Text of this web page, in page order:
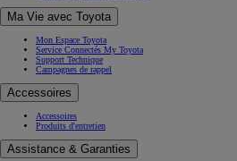
Ma Vie avec Toyota
Mon Espace Toyota
Service Connectés My Toyota
Support Technique
Campagnes de rappel
Accessoires
Accessoires
Produits d'entretien
Assistance & Garanties